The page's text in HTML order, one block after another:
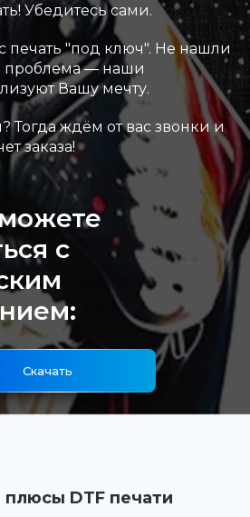
Убедитесь сами.
печать "под ключ". Не нашли
проблема — наши
Вашу мечту.
Тогда ждём от вас звонки и
заказа!
с
Скачать
DTF печати